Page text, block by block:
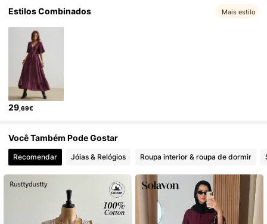
Estilos Combinados Mais estilo
29,69€
Você Também Pode Gostar
Recomendar Jóias & Relógios Roupa interior & roupa de dormir